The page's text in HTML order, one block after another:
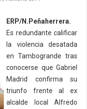
ERP/N.Peñaherrera.
Es redundante calificar
la violencia desatada
en Tambogrande tras
conocerse que Gabriel
Madrid confirma su
triunfo frente al ex
alcalde local Alfredo